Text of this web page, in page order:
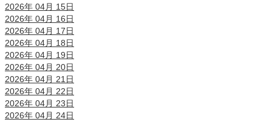
2026年 04月 15日
2026年 04月 16日
2026年 04月 17日
2026年 04月 18日
2026年 04月 19日
2026年 04月 20日
2026年 04月 21日
2026年 04月 22日
2026年 04月 23日
2026年 04月 24日